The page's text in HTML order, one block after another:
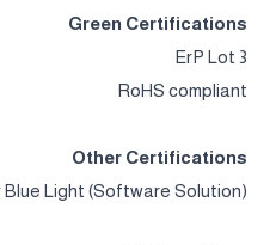
Green Certifications
ErP Lot 3
RoHS compliant
Other Certifications
Light (Software Solution)